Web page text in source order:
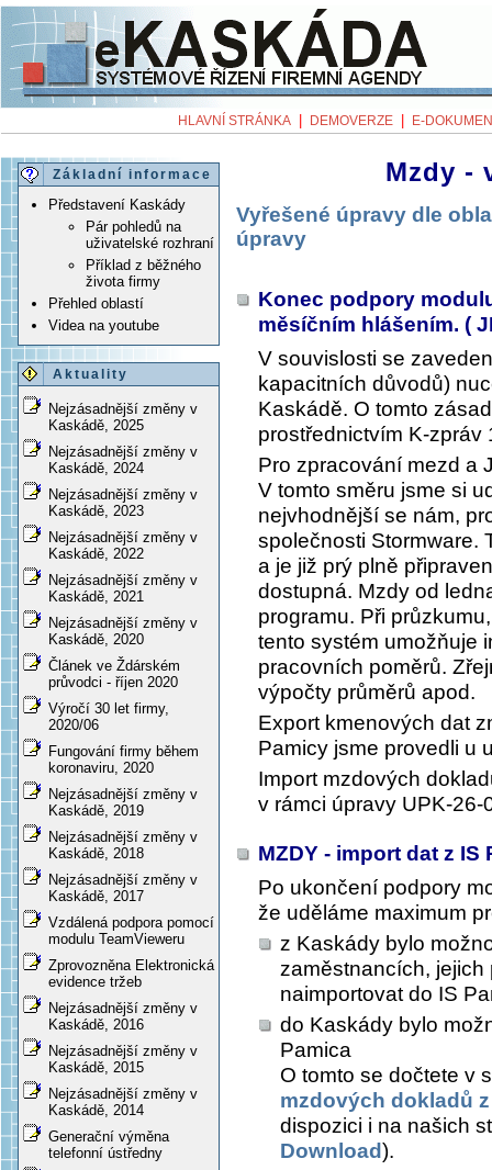
HLAVNÍ STRÁNKA DEMOVERZE E-
Základní informace
Představení Kaskády
Pár pohledů na
uživatelské rozhraní
Příklad z běžného
života firmy
Přehled oblastí
Videa na youtube
Aktuality
Nejzásadnější změny v
Kaskádě, 2025
Nejzásadnější změny v
Kaskádě, 2024
Nejzásadnější změny v
Kaskádě, 2023
Nejzásadnější změny v
Kaskádě, 2022
Nejzásadnější změny v
Kaskádě, 2021
Nejzásadnější změny v
Kaskádě, 2020
Článek ve Ždárském
průvodci - říjen 2020
Výročí 30 let firmy,
2020/06
Fungování firmy během
koronaviru, 2020
Nejzásadnější změny v
Kaskádě, 2019
Nejzásadnější změny v
Kaskádě, 2018
Nejzásadnější změny v
Kaskádě, 2017
Vzdálená podpora pomocí
modulu TeamVieweru
Zprovozněna Elektronická
evidence tržeb
Nejzásadnější změny v
Kaskádě, 2016
Nejzásadnější změny v
Kaskádě, 2015
Nejzásadnější změny v
Kaskádě, 2014
Generační výměna
telefonní ústředny
Mzdy -
Vyřešené úpravy dle
úpravy
Konec podpory
měsíčním hlášením. (
V souvislosti se
kapacitních důvodů)
Kaskádě. O tomto
prostřednictvím K-zpráv
Pro zpracování mezd a
V tomto směru jsme si
nejvhodnější se nám,
společnosti Stormware.
a je již prý plně
dostupná. Mzdy od
programu. Při
tento systém umožňuje
pracovních poměrů.
výpočty průměrů apod.
Export kmenových dat
Pamicy jsme provedli u
Import mzdových
v rámci úpravy UPK-26-
MZDY - import dat z IS
Po ukončení podpory
že uděláme maximum
z Kaskády bylo
zaměstnancích,
naimportovat do IS
do Kaskády bylo
Pamica
O tomto se dočtete v
mzdových dokladů
dispozici i na našich
Download).